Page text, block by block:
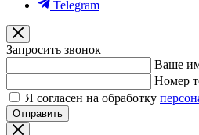
Telegram
Запросить звонок
Ваше
Номер
Я согласен на обработку
Отправить